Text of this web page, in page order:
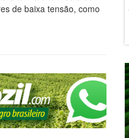
de baixa tensão, como